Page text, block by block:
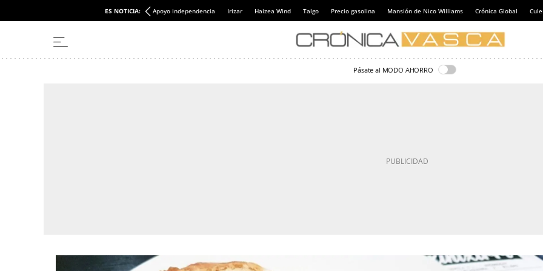
ES NOTICIA: Apoyo independencia Irizar Haizea Wind Talgo Precio gasolina Mansión de Nico Williams Crónica Global
Pásate al MODO AHORRO